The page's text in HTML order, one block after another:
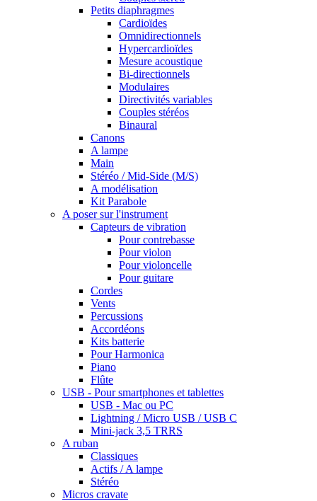
Petits diaphragmes
Cardioïdes
Omnidirectionnels
Hypercardioïdes
Mesure acoustique
Bi-directionnels
Modulaires
Directivités variables
Couples stéréos
Binaural
Canons
A lampe
Main
Stéréo / Mid-Side (M/S)
A modélisation
Kit Parabole
A poser sur l'instrument
Capteurs de vibration
Pour contrebasse
Pour violon
Pour violoncelle
Pour guitare
Cordes
Vents
Percussions
Accordéons
Kits batterie
Pour Harmonica
Piano
Flûte
USB - Pour smartphones et tablettes
USB - Mac ou PC
Lightning / Micro USB / USB C
Mini-jack 3,5 TRRS
A ruban
Classiques
Actifs / A lampe
Stéréo
Micros cravate